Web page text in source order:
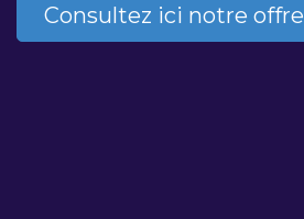
Consultez ici notre offre